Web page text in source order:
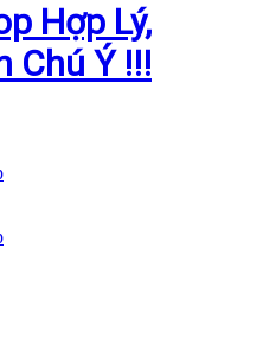
Hợp Lý,
Chú Ý !!!